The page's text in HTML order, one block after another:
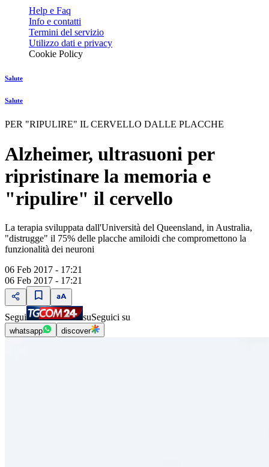
Help e Faq
Info e contatti
Termini del servizio
Utilizzo dati e privacy
Cookie Policy
Salute
Salute
PER "RIPULIRE" IL CERVELLO DALLE PLACCHE
Alzheimer, ultrasuoni per
ripristinare la memoria e
"ripulire" il cervello
La terapia sviluppata dall'Università del Queensland, in Australia,
"distrugge" il 75% delle placche amiloidi che compromettono la
funzionalità dei neuroni
06 Feb 2017 - 17:21
06 Feb 2017 - 17:21
Segui suSeguici su
whatsapp discover